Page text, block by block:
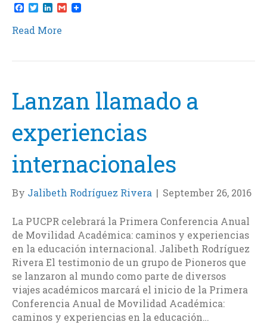
F
a
c
e
o
T
w
i
t
r
L
n
k
I
G
m
Read More
Lanzan llamado a
experiencias
internacionales
By Jalibeth Rodríguez Rivera | September 26, 2016
La PUCPR celebrará la Primera Conferencia Anual
de Movilidad Académica: caminos y experiencias
en la educación internacional. Jalibeth Rodríguez
Rivera El testimonio de un grupo de Pioneros que
se lanzaron al mundo como parte de diversos
viajes académicos marcará el inicio de la Primera
Conferencia Anual de Movilidad Académica:
caminos y experiencias en la educación…